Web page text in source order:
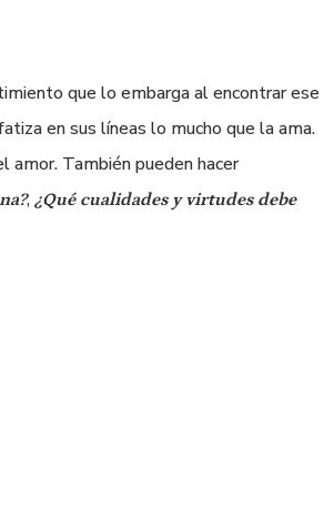
que lo embarga al encontrar ese
en sus líneas lo mucho que la ama.
amor. También pueden hacer
, ¿Qué cualidades y virtudes debe